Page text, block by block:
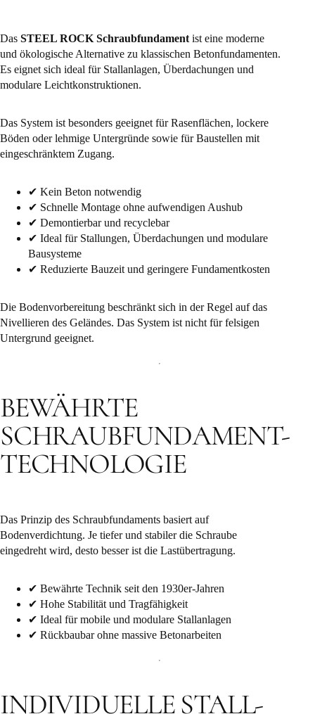
Das STEEL ROCK Schraubfundament ist eine moderne
und ökologische Alternative zu klassischen Betonfundamenten.
Es eignet sich ideal für Stallanlagen, Überdachungen und
modulare Leichtkonstruktionen.
Das System ist besonders geeignet für Rasenflächen, lockere
Böden oder lehmige Untergründe sowie für Baustellen mit
eingeschränktem Zugang.
✔ Kein Beton notwendig
✔ Schnelle Montage ohne aufwendigen Aushub
✔ Demontierbar und recyclebar
✔ Ideal für Stallungen, Überdachungen und modulare
Bausysteme
✔ Reduzierte Bauzeit und geringere Fundamentkosten
Die Bodenvorbereitung beschränkt sich in der Regel auf das
Nivellieren des Geländes. Das System ist nicht für felsigen
Untergrund geeignet.
BEWÄHRTE
SCHRAUBFUNDAMENT-
TECHNOLOGIE
Das Prinzip des Schraubfundaments basiert auf
Bodenverdichtung. Je tiefer und stabiler die Schraube
eingedreht wird, desto besser ist die Lastübertragung.
✔ Bewährte Technik seit den 1930er-Jahren
✔ Hohe Stabilität und Tragfähigkeit
✔ Ideal für mobile und modulare Stallanlagen
✔ Rückbaubar ohne massive Betonarbeiten
INDIVIDUELLE STALL-